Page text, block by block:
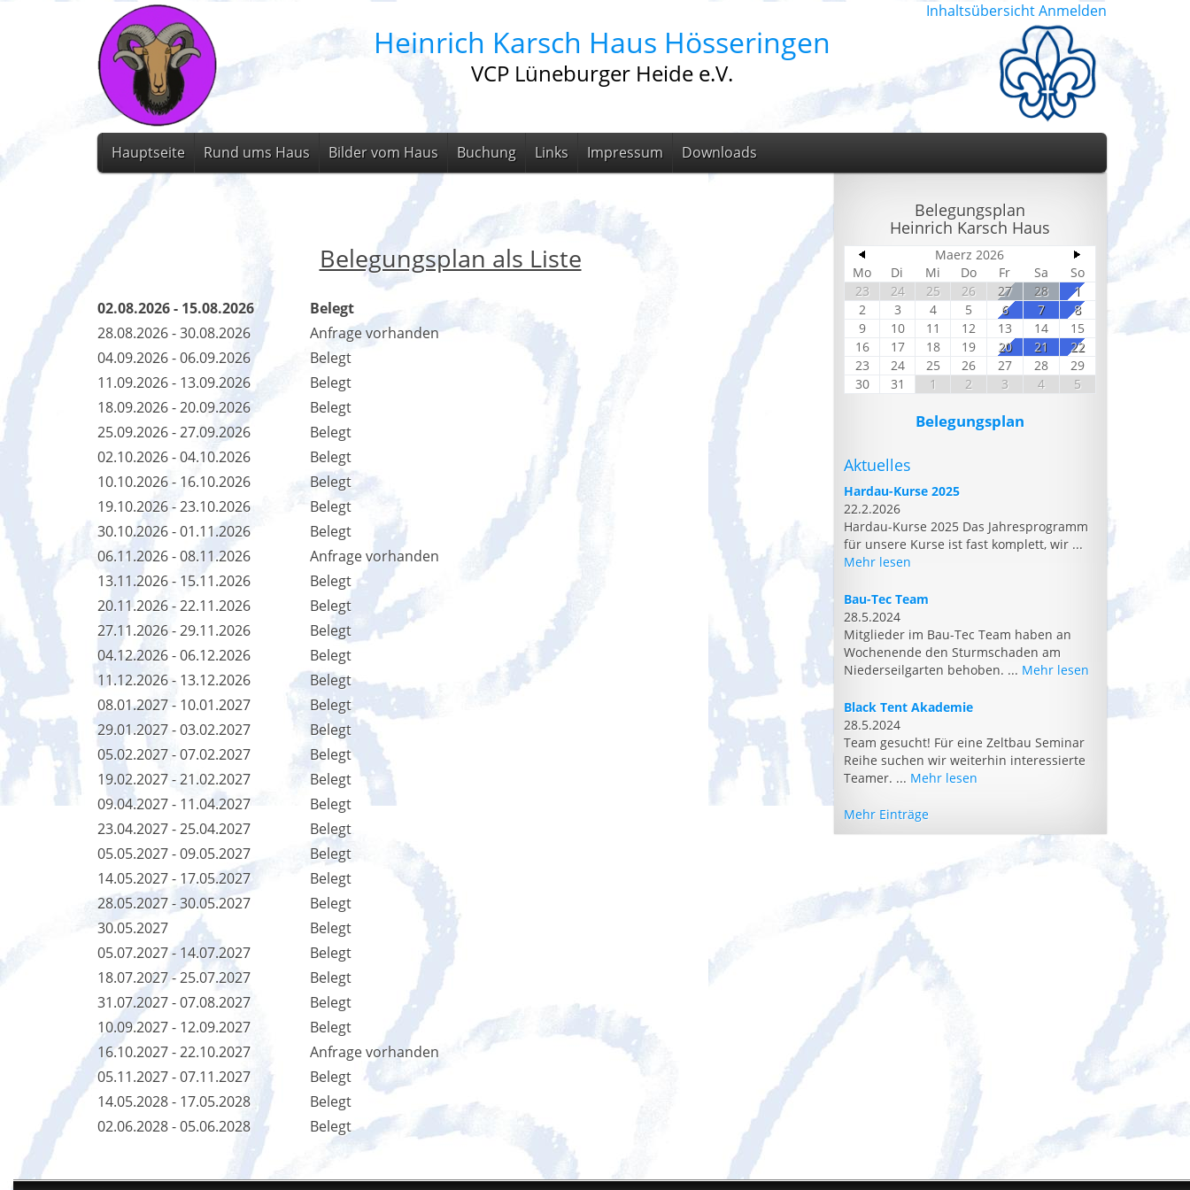
Inhaltsübersicht Anmelden
Heinrich Karsch Haus Hösseringen
VCP Lüneburger Heide e.V.
Hauptseite Rund ums Haus Bilder vom Haus Buchung Links Impressum Downloads
Belegungsplan als Liste
02.08.2026 - 15.08.2026
Belegt
28.08.2026 - 30.08.2026
Anfrage vorhanden
04.09.2026 - 06.09.2026
Belegt
11.09.2026 - 13.09.2026
Belegt
18.09.2026 - 20.09.2026
Belegt
25.09.2026 - 27.09.2026
Belegt
02.10.2026 - 04.10.2026
Belegt
10.10.2026 - 16.10.2026
Belegt
19.10.2026 - 23.10.2026
Belegt
30.10.2026 - 01.11.2026
Belegt
06.11.2026 - 08.11.2026
Anfrage vorhanden
13.11.2026 - 15.11.2026
Belegt
20.11.2026 - 22.11.2026
Belegt
27.11.2026 - 29.11.2026
Belegt
04.12.2026 - 06.12.2026
Belegt
11.12.2026 - 13.12.2026
Belegt
08.01.2027 - 10.01.2027
Belegt
29.01.2027 - 03.02.2027
Belegt
05.02.2027 - 07.02.2027
Belegt
19.02.2027 - 21.02.2027
Belegt
09.04.2027 - 11.04.2027
Belegt
23.04.2027 - 25.04.2027
Belegt
05.05.2027 - 09.05.2027
Belegt
14.05.2027 - 17.05.2027
Belegt
28.05.2027 - 30.05.2027
Belegt
30.05.2027
Belegt
05.07.2027 - 14.07.2027
Belegt
18.07.2027 - 25.07.2027
Belegt
31.07.2027 - 07.08.2027
Belegt
10.09.2027 - 12.09.2027
Belegt
16.10.2027 - 22.10.2027
Anfrage vorhanden
05.11.2027 - 07.11.2027
Belegt
14.05.2028 - 17.05.2028
Belegt
02.06.2028 - 05.06.2028
Belegt
Belegungsplan
Heinrich Karsch Haus
Maerz 2026
Mo
Di Mi Do Fr Sa
So
23
24 25 26 27 28
1
2
3 4 5 6 7
8
9
10 11 12 13 14
15
16
17 18 19 20 21
22
23
24 25 26 27 28
29
30
31 1 2 3 4 5
Belegungsplan
Aktuelles
Hardau-Kurse 2025
22.2.2026
Hardau-Kurse 2025 Das Jahresprogramm
für unsere Kurse ist fast komplett, wir ...
Mehr lesen
Bau-Tec Team
28.5.2024
Mitglieder im Bau-Tec Team haben an
Wochenende den Sturmschaden am
Niederseilgarten behoben. ... Mehr lesen
Black Tent Akademie
28.5.2024
Team gesucht! Für eine Zeltbau Seminar
Reihe suchen wir weiterhin interessierte
Teamer. ... Mehr lesen
Mehr Einträge